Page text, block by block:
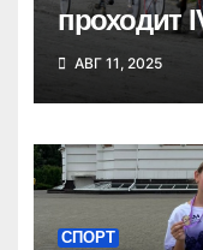
проходит
АВГ 11, 2025
СПОРТ